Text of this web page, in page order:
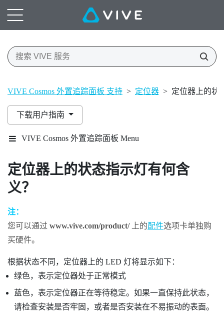
VIVE Cosmos 外置追踪面板 支持 > 定位器 > 定位器上的状
下载用户指南
VIVE Cosmos 外置追踪面板 Menu
定位器上的状态指示灯有何含
义？
注：
您可以通过 www.vive.com/product/上的配件选项卡单独购
买硬件。
根据状态不同，定位器上的 LED 灯将显示如下：
绿色，表示定位器处于正常模式
蓝色，表示定位器正在等待稳定。如果一直保持此状态，
请检查安装是否牢固，或者是否安装在不易振动的表面。